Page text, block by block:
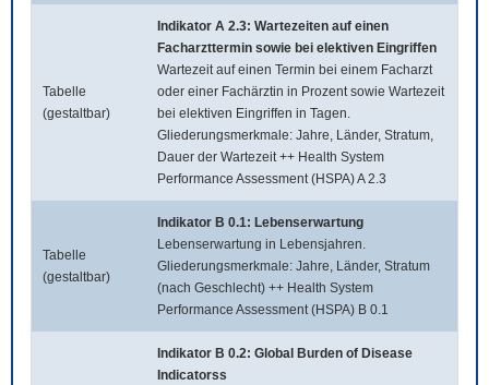
Tabelle
(gestaltbar)
Indikator A 2.3: Wartezeiten auf einen
Facharzttermin sowie bei elektiven Eingriffen
Wartezeit auf einen Termin bei einem Facharzt
oder einer Fachärztin in Prozent sowie Wartezeit
bei elektiven Eingriffen in Tagen.
Gliederungsmerkmale: Jahre, Länder, Stratum,
Dauer der Wartezeit ++ Health System
Performance Assessment (HSPA) A 2.3
Tabelle
(gestaltbar)
Indikator B 0.1: Lebenserwartung
Lebenserwartung in Lebensjahren.
Gliederungsmerkmale: Jahre, Länder, Stratum
(nach Geschlecht) ++ Health System
Performance Assessment (HSPA) B 0.1
Indikator B 0.2: Global Burden of Disease
Indicatorss